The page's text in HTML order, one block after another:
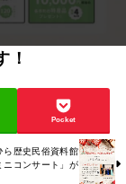
！
Pocket
ら歴史民俗資料館
ニコンサート」が